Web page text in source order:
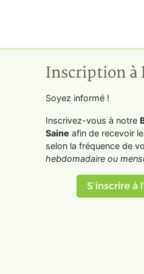
Inscription
Soyez informé !
Inscrivez-vous à notre
Saine afin de recevoir
selon la fréquence de
hebdomadaire ou
S'inscrire à